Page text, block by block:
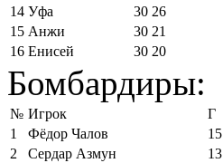
14 Уфа 30 26
15 Анжи 30 21
16 Енисей 30 20
Бомбардиры:
№ Игрок
Г
1
Фёдор Чалов
15
2
Сердар Азмун
13